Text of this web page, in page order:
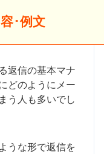
･例文
返信の基本マナ
どのようにメー
う人も多いでし
うな形で返信を